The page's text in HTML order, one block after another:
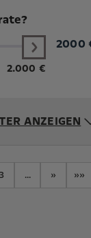
2.000 €
2000
ANZEIGEN
3 ... » »»